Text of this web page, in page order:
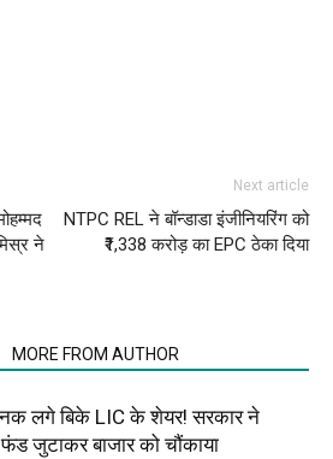
ने
Next article
NTPC REL ने बॉन्डाडा इंजीनियरिंग को
₹1,338 करोड़ का EPC ठेका दिया
MORE FROM AUTHOR
लगे बिके LIC के शेयर! सरकार ने
फंड जुटाकर बाजार को चौंकाया